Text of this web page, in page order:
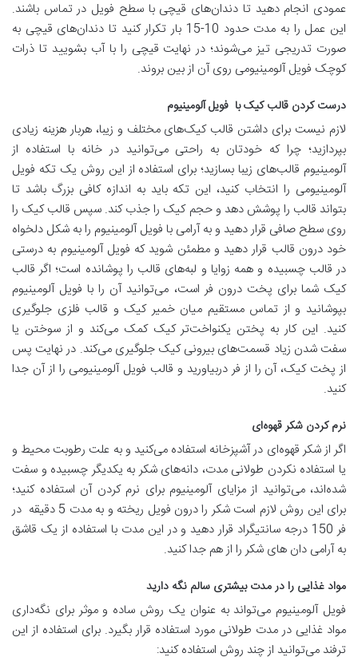
عمودی انجام دهید تا دندان‌های قیچی با سطح فویل در تماس باشند.
این عمل را به مدت حدود 10-15 بار تکرار کنید تا دندان‌های قیچی به
صورت تدریجی تیز می‌شوند؛ در نهایت قیچی را با آب بشویید تا ذرات
کوچک فویل آلومینیومی روی آن از بین بروند.
درست کردن قالب کیک با فویل آلومینیوم
لازم نیست برای داشتن قالب کیک‌های مختلف و زیبا، هربار هزینه زیادی
بپردازید؛ چرا که خودتان به راحتی می‌توانید در خانه با استفاده از
آلومینیوم قالب‌های زیبا بسازید؛ برای استفاده از این روش یک تکه فویل
آلومینیومی را انتخاب کنید، این تکه باید به اندازه کافی بزرگ باشد تا
بتواند قالب را پوشش دهد و حجم کیک را جذب کند. سپس قالب کیک را
روی سطح صافی قرار دهید و به آرامی با فویل آلومینیوم را به شکل دلخواه
خود درون قالب قرار دهید و مطمئن شوید که فویل آلومینیوم به درستی
در قالب چسبیده و همه‌ زوایا و لبه‌های قالب را پوشانده است؛ اگر قالب
کیک شما برای پخت درون فر است، می‌توانید آن را با فویل آلومینیوم
بپوشانید و از تماس مستقیم میان خمیر کیک و قالب فلزی جلوگیری
کنید. این کار به پختن یکنواخت‌تر کیک کمک می‌کند و از سوختن یا
سفت شدن زیاد قسمت‌های بیرونی کیک جلوگیری می‌کند. در نهایت پس
از پخت کیک، آن را از فر دربیاورید و قالب فویل آلومینیومی را از آن جدا
کنید.
نرم کردن شکر قهوه‌ای
اگر از شکر قهوه‌ای در آشپزخانه استفاده می‌کنید و به علت رطوبت محیط و
یا استفاده نکردن طولانی مدت، دانه‌های شکر به یکدیگر چسبیده و سفت
شده‌اند، می‌توانید از مزایای آلومینیوم برای نرم کردن آن استفاده کنید؛
برای این روش لازم است شکر را درون فویل ریخته و به مدت 5 دقیقه در
فر 150 درجه سانتیگراد قرار دهید و در این مدت با استفاده از یک قاشق
به آرامی دان‌ های شکر را از هم جدا کنید.
مواد غذایی را در مدت بیشتری سالم نگه‌ دارید
فویل آلومینیوم می‌تواند به عنوان یک روش ساده و موثر برای نگه‌داری
مواد غذایی در مدت طولانی مورد استفاده قرار بگیرد. برای استفاده از این
ترفند می‌توانید از چند روش استفاده کنید: